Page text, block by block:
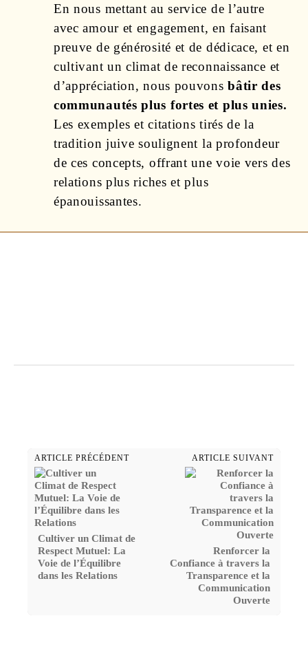
En nous mettant au service de l’autre
avec amour et engagement, en faisant
preuve de générosité et de dédicace, et en
cultivant un climat de reconnaissance et
d’appréciation, nous pouvonsbâtir des
communautés plus fortes et plus unies.
Les exemples et citations tirés de la
tradition juive soulignent la profondeur
de ces concepts, offrant une voie vers des
relations plus riches et plus
épanouissantes.
ARTICLE PRÉCÉDENT
Cultiver un Climat de
Respect Mutuel: La
Voie de l’Équilibre
dans les Relations
ARTICLE SUIVANT
Renforcer la
Confiance à travers la
Transparence et la
Communication
Ouverte